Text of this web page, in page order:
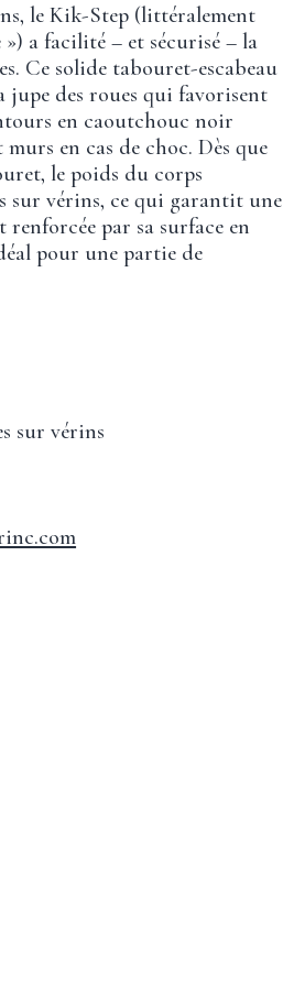
le Kik-Step (littéralement
a facilité – et sécurisé – la
Ce solide tabouret-escabeau
jupe des roues qui favorisent
en caoutchouc noir
en cas de choc. Dès que
le poids du corps
sur vérins, ce qui garantit une
par sa surface en
pour une partie de
sur vérins